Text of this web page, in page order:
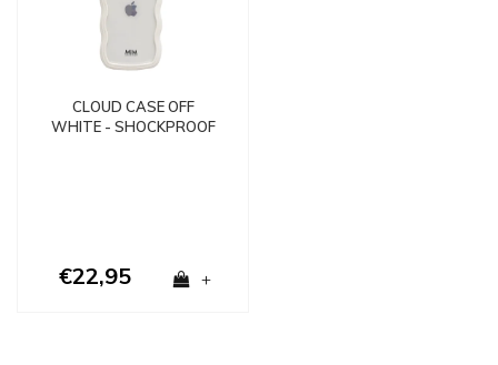
CLOUD CASE OFF
WHITE - SHOCKPROOF
€22,95 +